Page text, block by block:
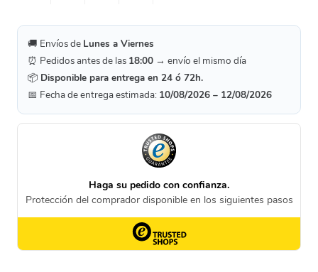
🚚 Envíos de Lunes a Viernes
⏰ Pedidos antes de las 18:00 → envío el mismo día
📦 Disponible para entrega en 24 ó 72h.
📅 Fecha de entrega estimada: 10/08/2026 – 12/08/2026